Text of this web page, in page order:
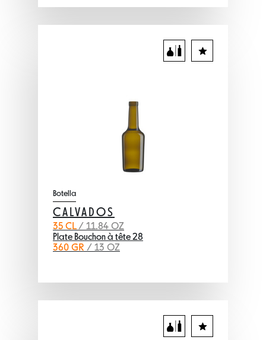
Botella
CALVADOS
35 CL/ 11.84 OZ
Plate Bouchon à tête 28
360 GR / 13 OZ